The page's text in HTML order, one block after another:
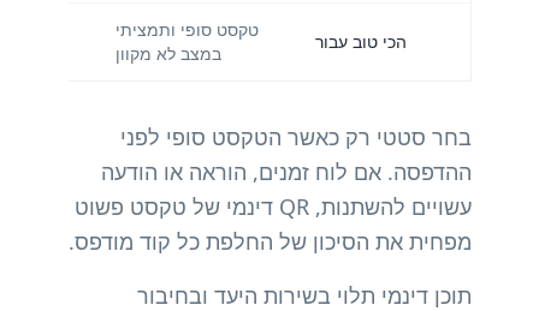
הכי טוב עבור
טקסט סופי ותמציתי
במצב לא מקוון
בחר סטטי רק כאשר הטקסט סופי לפני
ההדפסה. אם לוח זמנים, הוראה או הודעה
עשויים להשתנות, QR דינמי של טקסט פשוט
מפחית את הסיכון של החלפת כל קוד מודפס.
תוכן דינמי תלוי בשירות היעד ובחיבור